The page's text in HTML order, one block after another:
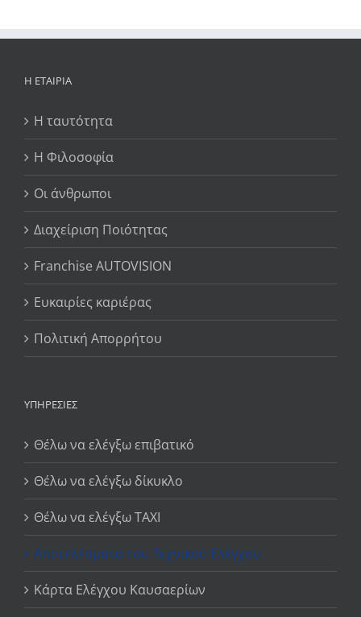
Η ΕΤΑΙΡΊΑ
Η ταυτότητα
Η Φιλοσοφία
Οι άνθρωποι
Διαχείριση Ποιότητας
Franchise AUTOVISION
Ευκαιρίες καριέρας
Πολιτική Απορρήτου
ΥΠΗΡΕΣΊΕΣ
Θέλω να ελέγξω επιβατικό
Θέλω να ελέγξω δίκυκλο
Θέλω να ελέγξω TAXI
Αποτελέσματα του Τεχνικού Ελέγχου
Κάρτα Ελέγχου Καυσαερίων